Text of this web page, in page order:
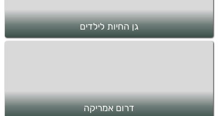
גן החיות לילדים
דרום אמריקה